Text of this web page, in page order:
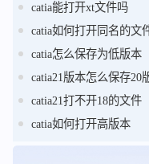
catia能打开xt文件吗
catia如何打开同名的文
catia怎么保存为低版本
catia21版本怎么保存20
catia21打不开18的文件
catia如何打开高版本